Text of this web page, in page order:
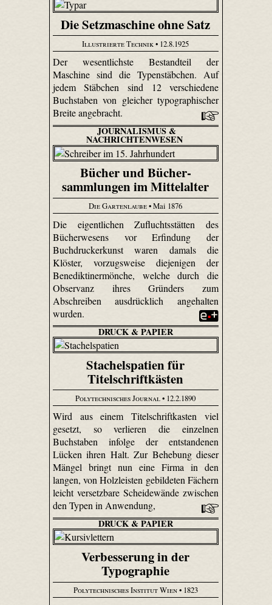
Die Setzmaschine ohne Satz
Illustrierte Technik• 12.8.1925
Der wesentlichste Bestandteil der
Maschine sind die Typenstäbchen. Auf
jedem Stäbchen sind 12 verschiedene
Buchstaben von gleicher typographischer
Breite angebracht.
JOURNALISMUS &
NACHRICHTENWESEN
Bücher und Bücher­
sammlungen im Mittelalter
Die Gartenlaube• Mai 1876
Die eigentlichen Zufluchtsstätten des
Bücherwesens vor Erfindung der
Buchdruckerkunst waren damals die
Klöster, vorzugsweise diejenigen der
Benediktinermönche, welche durch die
Observanz ihres Gründers zum
Abschreiben ausdrücklich angehalten
wurden.
DRUCK & PAPIER
Stachelspatien für
Titelschriftkästen
Polytechnisches Journal• 12.2.1890
Wird aus einem Titelschriftkasten viel
gesetzt, so verlieren die einzelnen
Buchstaben infolge der entstandenen
Lücken ihren Halt. Zur Behebung dieser
Mängel bringt nun eine Firma in den
langen, von Holzleisten gebildeten Fächern
leicht versetzbare Scheidewände zwischen
den Typen in Anwendung,
DRUCK & PAPIER
Verbesserung in der
Typographie
Polytechnisches Institut Wien• 1823